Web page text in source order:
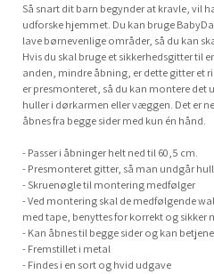
Så snart dit barn begynder at kravle, vil
udforske hjemmet. Du kan bruge
lave børnevenlige områder, så du kan
Hvis du skal bruge et sikkerhedsgitter til
anden, mindre åbning, er dette gitter et
er presmonteret, så du kan montere
huller i dørkarmen eller væggen. Det er
åbnes fra begge sider med kun én hånd.
- Passer i åbninger helt ned til 60,5 cm.
- Presmonteret gitter, så man undgår
- Skruenøgle til montering medfølger
- Ved montering skal de medfølgende
med tape, benyttes for korrekt og sikker
- Kan åbnes til begge sider og kan
- Fremstillet i metal
- Findes i en sort og hvid udgave